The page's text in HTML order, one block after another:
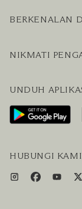
BERKENALAN
KARIER
HUBUNGI KAMI
NIKMATI
RENCANAKAN
LAYANAN
PAKET LENGKAP
UNDUH
HUBUNGI KAMI